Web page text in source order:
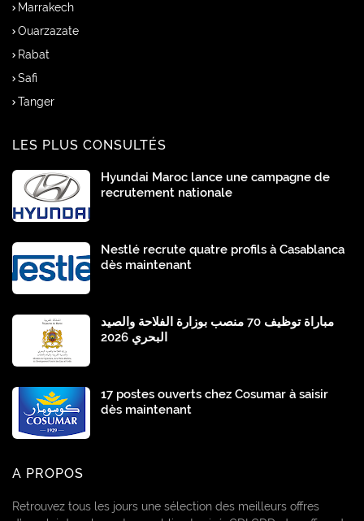
Marrakech
Ouarzazate
Rabat
Safi
Tanger
LES PLUS CONSULTÉS
Hyundai Maroc lance une campagne de
recrutement nationale
Nestlé recrute quatre profils à Casablanca
dès maintenant
مباراة توظيف 70 منصب بوزارة الفلاحة والصيد
البحري 2026
17 postes ouverts chez Cosumar à saisir
dès maintenant
A PROPOS
Retrouvez tous les jours une sélection des meilleurs offres